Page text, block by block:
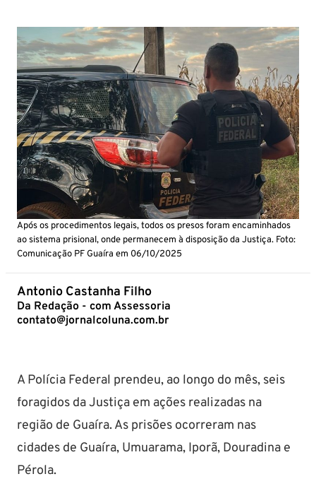
Após os procedimentos legais, todos os presos foram encaminhados
ao sistema prisional, onde permanecem à disposição da Justiça. Foto:
Comunicação PF Guaíra em 06/10/2025
Antonio Castanha Filho
Da Redação - com Assessoria
contato@jornalcoluna.com.br
A Polícia Federal prendeu, ao longo do mês, seis
foragidos da Justiça em ações realizadas na
região de Guaíra. As prisões ocorreram nas
cidades de Guaíra, Umuarama, Iporã, Douradina e
Pérola.